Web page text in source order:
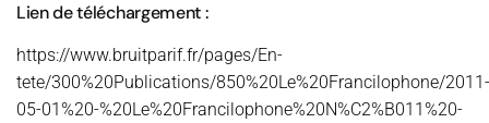
Lien de téléchargement :
https://www.bruitparif.fr/pages/En-
tete/300%20Publications/850%20Le%20Francilophone/2011-
05-01%20-%20Le%20Francilophone%20N%C2%B011%20-